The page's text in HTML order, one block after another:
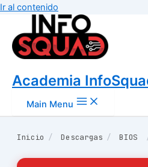
Ir al contenido
Academia
Main Menu
Inicio / Descargas / BIOS